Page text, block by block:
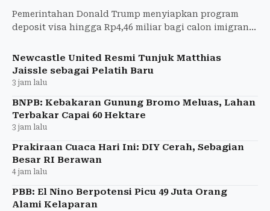
Pemerintahan Donald Trump menyiapkan program
deposit visa hingga Rp4,46 miliar bagi calon imigran
imigrasi.
Newcastle United Resmi Tunjuk Matthias
Jaissle sebagai Pelatih Baru
3 jam lalu
BNPB: Kebakaran Gunung Bromo Meluas, Lahan
Terbakar Capai 60 Hektare
3 jam lalu
Prakiraan Cuaca Hari Ini: DIY Cerah, Sebagian
Besar RI Berawan
4 jam lalu
PBB: El Nino Berpotensi Picu 49 Juta Orang
Alami Kelaparan